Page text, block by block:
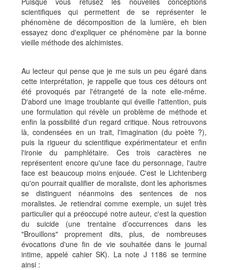
scientifiques qui permettent de se représenter le
phénomène de décomposition de la lumière, eh bien
essayez donc d'expliquer ce phénomène par la bonne
vieille méthode des alchimistes.
Au lecteur qui pense que je me suis un peu égaré dans
cette interprétation, je rappelle que tous ces détours ont
été provoqués par l'étrangeté de la note elle-même.
D'abord une image troublante qui éveille l'attention, puis
une formulation qui révèle un problème de méthode et
enfin la possibilité d'un regard critique. Nous retrouvons
là, condensées en un trait, l'imagination (du poète ?),
puis la rigueur du scientifique expérimentateur et enfin
l'ironie du pamphlétaire. Ces trois caractères ne
représentent encore qu'une face du personnage, l'autre
face est beaucoup moins enjouée. C'est le Lichtenberg
qu'on pourrait qualifier de moraliste, dont les aphorismes
se distinguent néanmoins des sentences de nos
moralistes. Je retiendrai comme exemple, un sujet très
particulier qui a préoccupé notre auteur, c'est la question
du suicide (une trentaine d’occurrences dans les
"Brouillons" proprement dits, plus, de nombreuses
évocations d'une fin de vie souhaitée dans le journal
intime, appelé cahier SK). La note J 1186 se termine
ainsi :